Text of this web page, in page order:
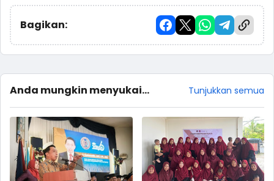
Bagikan:
Anda mungkin menyukai
postingan ini
Tunjukkan semua